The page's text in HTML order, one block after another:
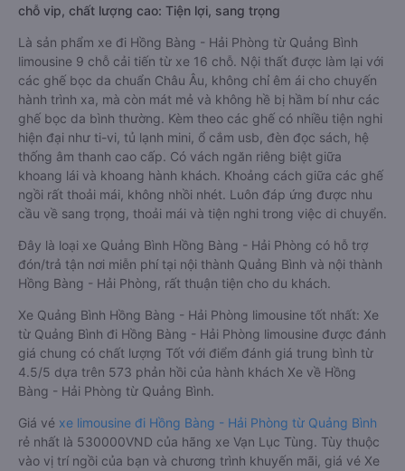
chỗ vip, chất lượng cao: Tiện lợi, sang trọng
Là sản phẩm xe đi Hồng Bàng - Hải Phòng từ Quảng Bình
limousine 9 chỗ cải tiến từ xe 16 chỗ. Nội thất được làm lại với
các ghế bọc da chuẩn Châu Âu, không chỉ êm ái cho chuyến
hành trình xa, mà còn mát mẻ và không hề bị hầm bí như các
ghế bọc da bình thường. Kèm theo các ghế có nhiều tiện nghi
hiện đại như ti-vi, tủ lạnh mini, ổ cắm usb, đèn đọc sách, hệ
thống âm thanh cao cấp. Có vách ngăn riêng biệt giữa
khoang lái và khoang hành khách. Khoảng cách giữa các ghế
ngồi rất thoải mái, không nhồi nhét. Luôn đáp ứng được nhu
cầu về sang trọng, thoải mái và tiện nghi trong việc di chuyển.
Đây là loại xe Quảng Bình Hồng Bàng - Hải Phòng có hỗ trợ
đón/trả tận nơi miễn phí tại nội thành Quảng Bình và nội thành
Hồng Bàng - Hải Phòng, rất thuận tiện cho du khách.
Xe Quảng Bình Hồng Bàng - Hải Phòng limousine tốt nhất: Xe
từ Quảng Bình đi Hồng Bàng - Hải Phòng limousine được đánh
giá chung có chất lượng Tốt với điểm đánh giá trung bình từ
4.5/5 dựa trên 573 phản hồi của hành khách Xe về Hồng
Bàng - Hải Phòng từ Quảng Bình.
Giá vé xe limousine đi Hồng Bàng - Hải Phòng từ Quảng Bình
rẻ nhất là 530000VND của hãng xe Vạn Lục Tùng. Tùy thuộc
vào vị trí ngồi của bạn và chương trình khuyến mãi, giá vé Xe